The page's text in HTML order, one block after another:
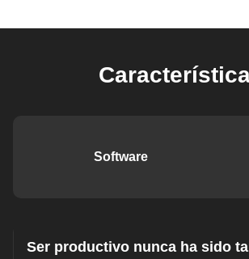
Software
Ser productivo nunca ha sido